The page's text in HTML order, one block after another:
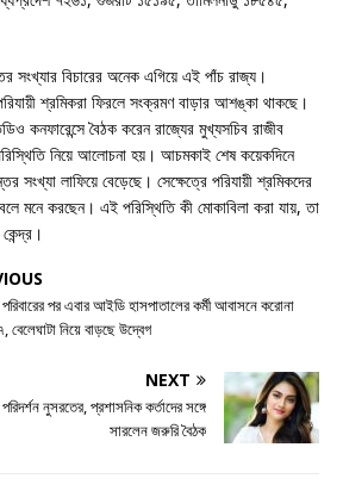
সংখ্যার বিচারের অনেক এগিয়ে এই পাঁচ রাজ্য।
শ্রমিকরা ফিরলে সংক্রমণ বাড়ার আশঙ্কা থাকছে।
কনফারেন্সে বৈঠক করেন রাজ্যের মুখ্যসচিব রাজীব
নিয়ে আলোচনা হয়। আচমকাই শেষ কয়েকদিনে
সংখ্যা লাফিয়ে বেড়েছে। সেক্ষেত্রে পরিযায়ী শ্রমিকদের
মনে করছেন। এই পরিস্থিতি কী মোকাবিলা করা যায়, তা
পরিবারের পর এবার আইডি হাসপাতালের কর্মী আবাসনে করোনা
নিয়ে বাড়ছে উদ্বেগ
NEXT
নুসরতের, প্রশাসনিক কর্তাদের সঙ্গে
সারলেন জরুরি বৈঠক